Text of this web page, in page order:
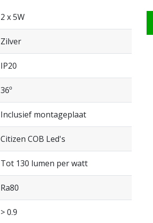
2 x 5W
Zilver
IP20
36º
Inclusief montageplaat
Citizen COB Led's
Tot 130 lumen per watt
Ra80
> 0.9